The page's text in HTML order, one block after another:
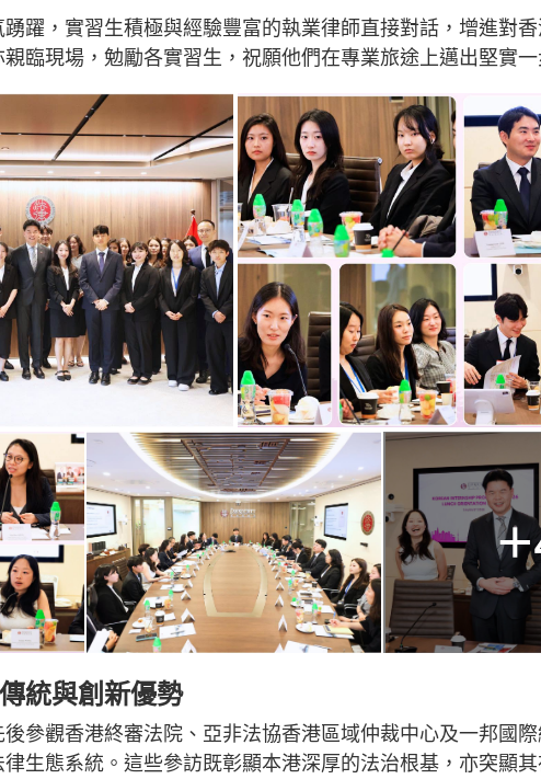
躍，實習生積極與經驗豐富的執業律師直接對話，增進對
臨現場，勉勵各實習生，祝願他們在專業旅途上邁出堅實一
統與創新優勢
參觀香港終審法院、亞非法協香港區域仲裁中心及一邦國際
生態系統。這些參訪既彰顯本港深厚的法治根基，亦突顯